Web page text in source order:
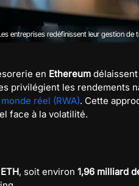
entreprises redéfinissent leur gestion de
en Ethereum
privilégient les rendements
réel (RWA). Cette
face à la volatilité.
, soit environ 1,96 milliard